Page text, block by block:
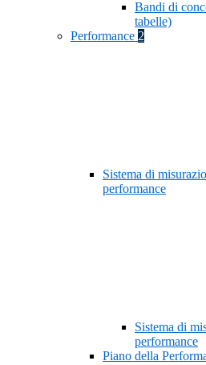
Bandi di
tabelle)
Performance 2
Sistema di
performance
Sistema di
performance
Piano della